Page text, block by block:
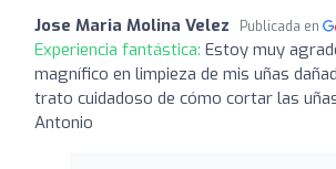
Jose Maria Molina Velez Publicada en
Experiencia fantástica: Estoy muy
magnífico en limpieza de mis uñas
trato cuidadoso de cómo cortar las
Antonio